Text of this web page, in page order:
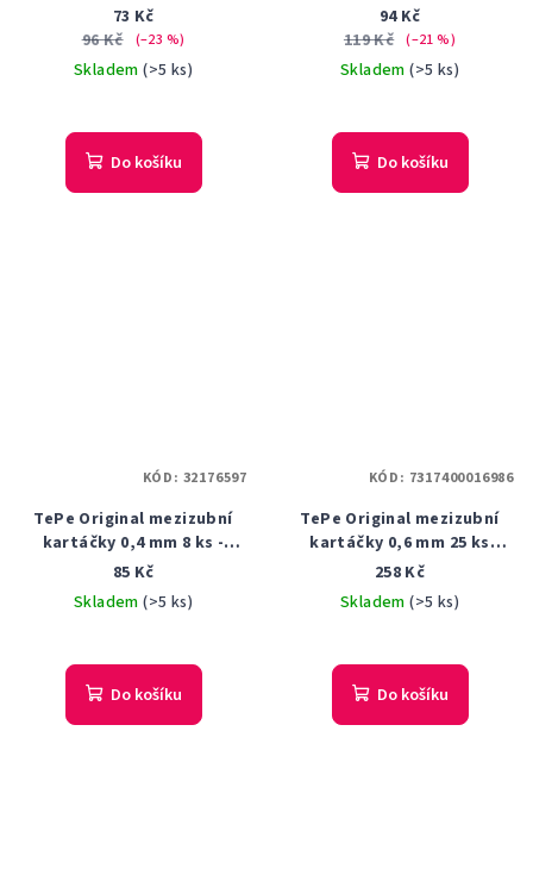
73 Kč
96 Kč
(–23 %)
Skladem(>5 ks)
Do košíku
94 Kč
119 Kč (–21 %)
Skladem(>5 ks)
Do košíku
TePe Original mezizubní
kartáčky 0,4 mm 8 ks -
růžový
85 Kč
Skladem(>5 ks)
Do košíku
KÓD: 32176597
TePe Original mezizubní
kartáčky 0,6 mm 25 ks
sáček modrý
258 Kč
Skladem(>5 ks)
Do košíku
KÓD: 7317400016986